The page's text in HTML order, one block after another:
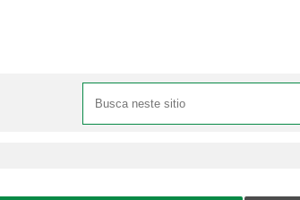
Formulario de busca
Buscar